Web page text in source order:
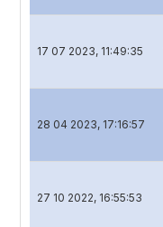
17 07 2023, 11:49:35
28 04 2023, 17:16:57
27 10 2022, 16:55:53